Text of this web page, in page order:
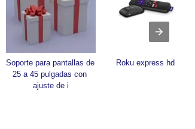
Soporte para pantallas de
25 a 45 pulgadas con
ajuste de i
Roku express hd